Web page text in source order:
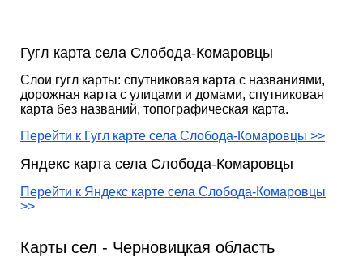
Гугл карта села Слобода-Комаровцы
Слои гугл карты: спутниковая карта с названиями,
дорожная карта с улицами и домами, спутниковая
карта без названий, топографическая карта.
Перейти к Гугл карте села Слобода-Комаровцы >>
Яндекс карта села Слобода-Комаровцы
Перейти к Яндекс карте села Слобода-Комаровцы
>>
Карты сел - Черновицкая область